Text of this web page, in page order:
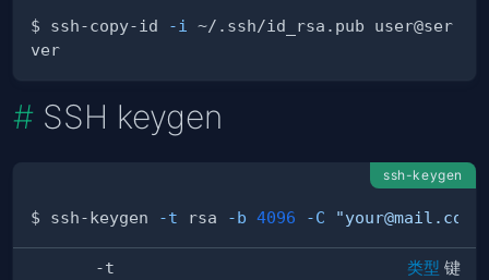
$ ssh-copy-id -i
~/.ssh/id_rsa.pub user@ser
SSH keygen
ssh-keygen
$ ssh-keygen -t rsa -b 4096 -C "your@mail.com"
-t 类型 键